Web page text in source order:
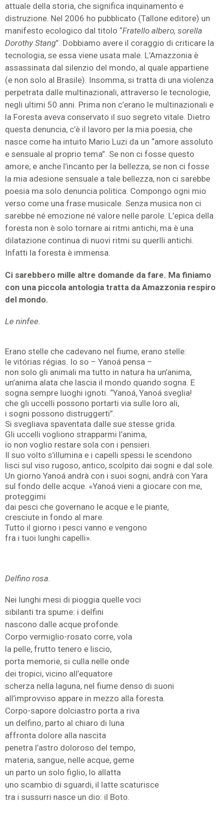
attuale della storia, che significa inquinamento e
distruzione. Nel 2006 ho pubblicato (Tallone editore) un
manifesto ecologico dal titolo “Fratello albero, sorella
Dorothy Stang”. Dobbiamo avere il coraggio di criticare la
tecnologia, se essa viene usata male. L’Amazzonia è
assassinata dal silenzio del mondo, al quale appartiene
(e non solo al Brasile). Insomma, si tratta di una violenza
perpetrata dalle multinazionali, attraverso le tecnologie,
negli ultimi 50 anni. Prima non c’erano le multinazionali e
la Foresta aveva conservato il suo segreto vitale. Dietro
questa denuncia, c’è il lavoro per la mia poesia, che
nasce come ha intuito Mario Luzi da un “amore assoluto
e sensuale al proprio tema”. Se non ci fosse questo
amore, e anche l’incanto per la bellezza, se non ci fosse
la mia adesione sensuale a tale bellezza, non ci sarebbe
poesia ma solo denuncia politica. Compongo ogni mio
verso come una frase musicale. Senza musica non ci
sarebbe né emozione né valore nelle parole. L’epica della
foresta non è solo tornare ai ritmi antichi, ma è una
dilatazione continua di nuovi ritmi su querlli antichi.
Infatti la foresta è immensa.
Ci sarebbero mille altre domande da fare. Ma finiamo
con una piccola antologia tratta da Amazzonia respiro
del mondo.
Le ninfee.
Erano stelle che cadevano nel fiume, erano stelle:
le vitórias régias. Io so – Yanoá pensa –
non solo gli animali ma tutto in natura ha un’anima,
un’anima alata che lascia il mondo quando sogna. E
sogna sempre luoghi ignoti. “Yanoá, Yanoá sveglia!
che gli uccelli possono portarti via sulle loro ali,
i sogni possono distruggerti”.
Si svegliava spaventata dalle sue stesse grida.
Gli uccelli vogliono strapparmi l’anima,
io non voglio restare sola con i pensieri.
Il suo volto s’illumina e i capelli spessi le scendono
lisci sul viso rugoso, antico, scolpito dai sogni e dal sole.
Un giorno Yanoá andrà con i suoi sogni, andrà con Yara
sul fondo delle acque. «Yanoá vieni a giocare con me,
proteggimi
dai pesci che governano le acque e le piante,
cresciute in fondo al mare.
Tutto il giorno i pesci vanno e vengono
fra i tuoi lunghi capelli».
Delfino rosa.
Nei lunghi mesi di pioggia quelle voci
sibilanti tra spume: i delfini
nascono dalle acque profonde.
Corpo vermiglio-rosato corre, vola
la pelle, frutto tenero e liscio,
porta memorie, si culla nelle onde
dei tropici, vicino all’equatore
scherza nella laguna, nel fiume denso di suoni
all’improvviso appare in mezzo alla foresta.
Corpo-sapore dolciastro porta a riva
un delfino, parto al chiaro di luna
affronta dolore alla nascita
penetra l’astro doloroso del tempo,
materia, sangue, nelle acque, geme
un parto un solo figlio, lo allatta
uno scambio di sguardi, il latte scaturisce
tra i sussurri nasce un dio: il Boto.